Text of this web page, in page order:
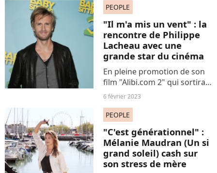
Grammy du Meilleur album ?
Voilà de quoi nous laisser
perplexes.
PEOPLE
"Il m'a mis un vent" : la
rencontre de Philippe
Lacheau avec une
grande star du cinéma
En pleine promotion de son
film "Alibi.com 2" qui sortira
dans les salles le 8 février
est revenu lors de récentes
interviews sur les moments-
lés de sa carrière...
6 février 2023
PEOPLE
"C'est générationnel" :
Mélanie Maudran (Un si
grand soleil) cash sur
son stress de mère